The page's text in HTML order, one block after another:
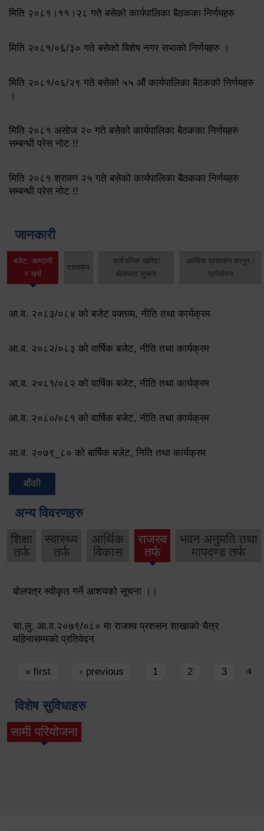
मिति २०८१।११।२८ गते बसेको कार्यपालिका बैठकका निर्णयहरु
मिति २०८१/०६/३० गते बसेको बिशेष नगर सभाको निर्णयहरु ।
मिति २०८१/०६/२९ गते बसेको ५५ औं कार्यपालिका बैठकको निर्णयहरु
।
मिति २०८१ असोज २० गते बसेको कार्यपालिका बैठकका निर्णयहरु
सम्बन्धी प्रेस नोट !!
मिति २०८१ श्रावण २५ गते बसेको कार्यपालिका बैठकका निर्णयहरु
सम्बन्धी प्रेस नोट !!
जानकारी
बजेट, आम्दानी
र खर्च
दस्तावेज
सार्वजनिक खरिद/
बोलपत्र सूचना
आर्थिक प्रशासन कानुन /
प्रतिवेदन
आ.व. २०८३/०८४ को बजेट वक्तव्य, नीति तथा कार्यक्रम
आ.व. २०८२/०८३ को वार्षिक बजेट, नीति तथा कार्यक्रम
आ.व. २०८१/०८२ को वार्षिक बजेट, नीति तथा कार्यक्रम
आ.व. २०८०/०८१ को वार्षिक बजेट, नीति तथा कार्यक्रम
आ.व. २०७९‌_८० को बार्षिक बजेट, निति तथा कार्यक्रम
बाँकी
अन्य विवरणहरु
शिक्षा
तर्फ
स्वास्थ्य
तर्फ
आर्थिक
विकास
राजस्व
तर्फ
भवन अनुमति तथा
मापदण्ड तर्फ
बोलपत्र स्वीकृत गर्ने आशयको सूचना ।।
चा.लु. आ.व.२०७९/०८० मा राजश्व प्रशसन शाखाको चैत्र
महिनासम्मको प्रतिवेदन
Pages
« first ‹ previous 1 2 3 4
विशेष सुविधाहरु
सामी परियोजना
(active tab)